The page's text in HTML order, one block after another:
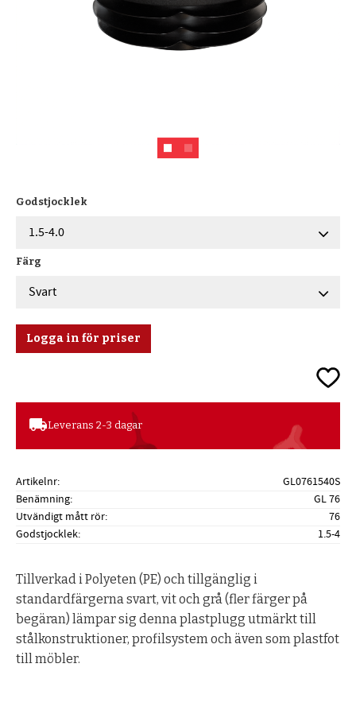
Godstjocklek
Färg
Logga in för priser
Lägg
local_shippingLeverans 2-3 dagar
Artikelnr
GL0761540S
Benämning
GL 76
Utvändigt mått rör
76
Godstjocklek
1.5-4
Tillverkad i Polyeten (PE) och tillgänglig i
standardfärgerna svart, vit och grå (fler färger på
begäran) lämpar sig denna plastplugg utmärkt till
stålkonstruktioner, profilsystem och även som plastfot
till möbler.